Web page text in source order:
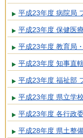
平成23年度 病院局
平成23年度 保健医
平成23年度 教育局
平成23年度 知事直
平成23年度 福祉部
平成23年度 県立学
平成23年度 各行政
平成28年度 県土整